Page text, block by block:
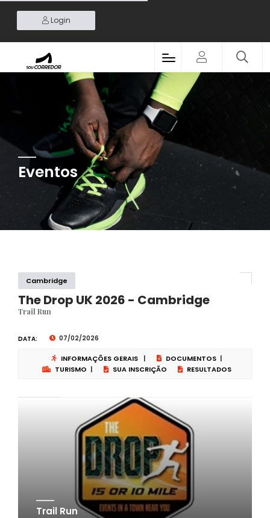
Login
Eventos
Cambridge
The Drop UK 2026 - Cambridge
Trail Run
DATA: 07/02/2026
INFORMAÇÕES GERAIS | DOCUMENTOS |
TURISMO | SUA INSCRIÇÃO RESULTADOS
Trail Run